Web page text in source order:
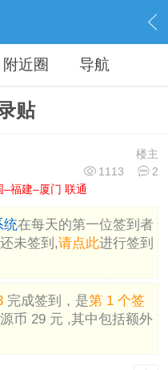
附近圈 导航
贴
楼主
1113
2
–福建–厦门 联通
统在每天的第一位签到者
未签到,请点此进行签到
完成签到，是第 1 个签
币 29 元 ,其中包括额外